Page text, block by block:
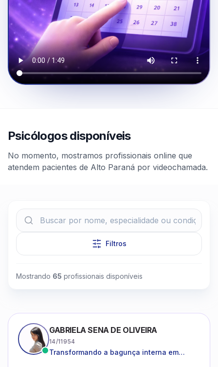
Clique para assistir
Psicólogos disponíveis
No momento, mostramos profissionais online que
atendem pacientes de Alto Paraná por videochamada.
Filtros
Mostrando 65 profissionais disponíveis
GABRIELA SENA DE OLIVEIRA
14/11954
Transformando a bagunça interna em